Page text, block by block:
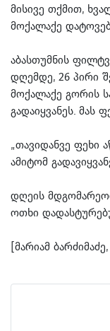
მისივე თქმით,
მოქალაქე
აბასთუმნის
დღემდე, 26 პირი
მოქალაქე გორის
გადაიყვანეს. მას
„თავიდანვე ფეხი
ამიტომ
დღეის
ოთხი
[მარიამ